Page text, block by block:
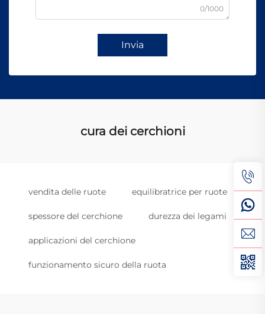
0/1000
Invia
cura dei cerchioni
vendita delle ruote equilibratrice per ruote
spessore del cerchione durezza dei legami
applicazioni del cerchione
funzionamento sicuro della ruota